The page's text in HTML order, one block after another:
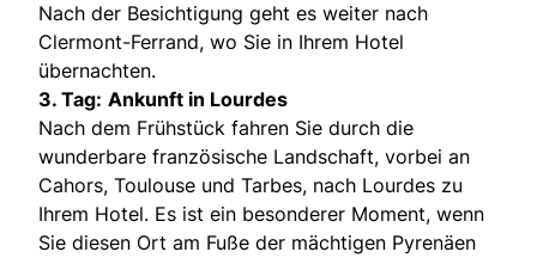
Nach der Besichtigung geht es weiter nach
Clermont-Ferrand, wo Sie in Ihrem Hotel
übernachten.
3. Tag: Ankunft in Lourdes
Nach dem Frühstück fahren Sie durch die
wunderbare französische Landschaft, vorbei an
Cahors, Toulouse und Tarbes, nach Lourdes zu
Ihrem Hotel. Es ist ein besonderer Moment, wenn
Sie diesen Ort am Fuße der mächtigen Pyrenäen